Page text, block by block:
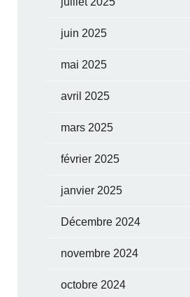
juin 2025
mai 2025
avril 2025
mars 2025
février 2025
janvier 2025
Décembre 2024
novembre 2024
octobre 2024